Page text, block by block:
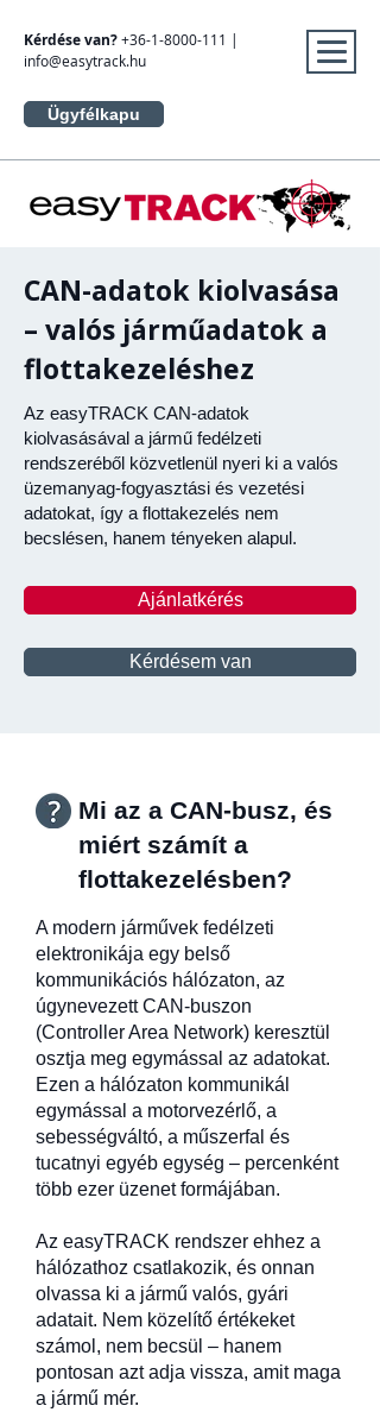
Kérdése van?+36-1-8000-111 |
info@easytrack.hu
Ügyfélkapu
CAN-adatok kiolvasása
– valós járműadatok a
flottakezeléshez
Az easyTRACK CAN-adatok
kiolvasásával a jármű fedélzeti
rendszeréből közvetlenül nyeri ki a valós
üzemanyag-fogyasztási és vezetési
adatokat, így a flottakezelés nem
becslésen, hanem tényeken alapul.
Ajánlatkérés
Kérdésem van
Mi az a CAN-busz, és
miért számít a
flottakezelésben?
A modern járművek fedélzeti
elektronikája egy belső
kommunikációs hálózaton, az
úgynevezett CAN-buszon
(Controller Area Network) keresztül
osztja meg egymással az adatokat.
Ezen a hálózaton kommunikál
egymással a motorvezérlő, a
sebességváltó, a műszerfal és
tucatnyi egyéb egység – percenként
több ezer üzenet formájában.
Az easyTRACK rendszer ehhez a
hálózathoz csatlakozik, és onnan
olvassa ki a jármű valós, gyári
adatait. Nem közelítő értékeket
számol, nem becsül – hanem
pontosan azt adja vissza, amit maga
a jármű mér.